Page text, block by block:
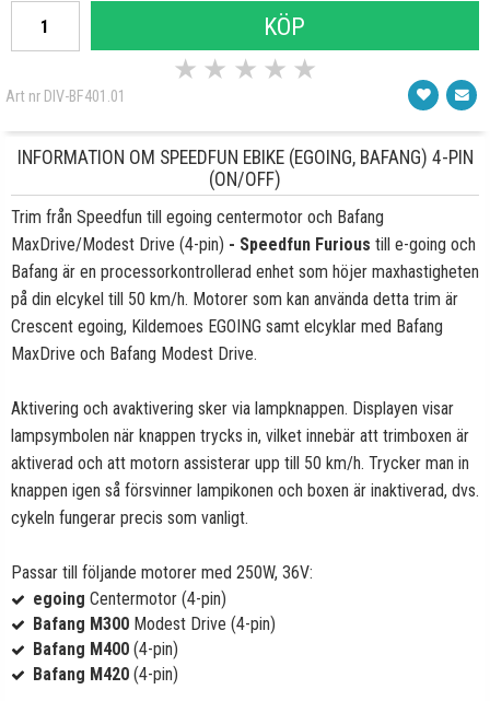
KÖP
★ ★ ★ ★ ★
Art nr DIV-BF401.01
INFORMATION OM SPEEDFUN EBIKE (EGOING, BAFANG) 4-PIN
(ON/OFF)
Trim från Speedfun till egoing centermotor och Bafang
MaxDrive/Modest Drive (4-pin) - Speedfun Furious till e-going och
Bafang är en processorkontrollerad enhet som höjer maxhastigheten
på din elcykel till 50 km/h. Motorer som kan använda detta trim är
Crescent egoing, Kildemoes EGOING samt elcyklar med Bafang
MaxDrive och Bafang Modest Drive.
Aktivering och avaktivering sker via lampknappen. Displayen visar
lampsymbolen när knappen trycks in, vilket innebär att trimboxen är
aktiverad och att motorn assisterar upp till 50 km/h. Trycker man in
knappen igen så försvinner lampikonen och boxen är inaktiverad, dvs.
cykeln fungerar precis som vanligt.
Passar till följande motorer med 250W, 36V:
egoing Centermotor (4-pin)
Bafang M300 Modest Drive (4-pin)
Bafang M400 (4-pin)
Bafang M420 (4-pin)